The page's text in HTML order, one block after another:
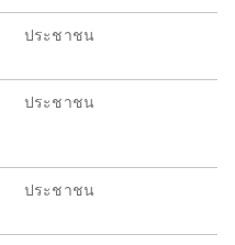
ประชาชน
ประชาชน
ประชาชน